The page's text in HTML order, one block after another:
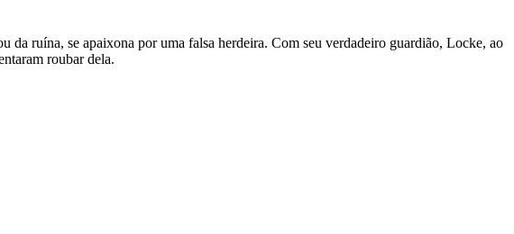
ruína, se apaixona por uma falsa herdeira. Com seu verdadeiro guardião, Locke, ao
roubar dela.